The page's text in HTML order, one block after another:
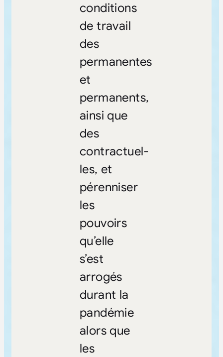
conditions
de travail
des
permanentes
et
permanents,
ainsi que
des
contractuel-
les, et
pérenniser
les
pouvoirs
qu’elle
s’est
arrogés
durant la
pandémie
alors que
les